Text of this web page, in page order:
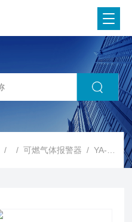
/ /可燃气体报警器 / YA-D300壁挂固定式可燃气体报警器